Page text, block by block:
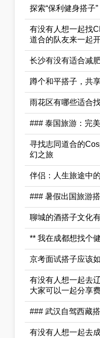
探索“保利健身搭子
有没有人想一起找
道合的队友来一起
长沙有没有适合减
蹲个和平搭子，共
雨花区有哪些适合
### 泰国旅游：完
寻找志同道合的
幻之旅
伴侣：人生旅途中
### 暑假出国旅游
聊城的酒搭子文化
** 我在成都想找个
京考面试搭子应该
有没有人想一起去
大家可以一起分享
### 武汉自驾西藏
有没有人想一起去